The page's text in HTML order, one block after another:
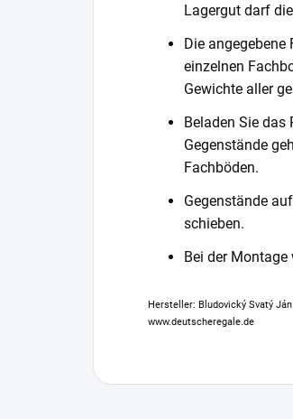
Lagergut darf
Die
einzelnen
Gewichte aller
Beladen Sie das
Gegenstände
Fachböden.
Gegenstände
schieben.
Bei der
Hersteller: Bludovický Svatý
www.deutscheregale.de